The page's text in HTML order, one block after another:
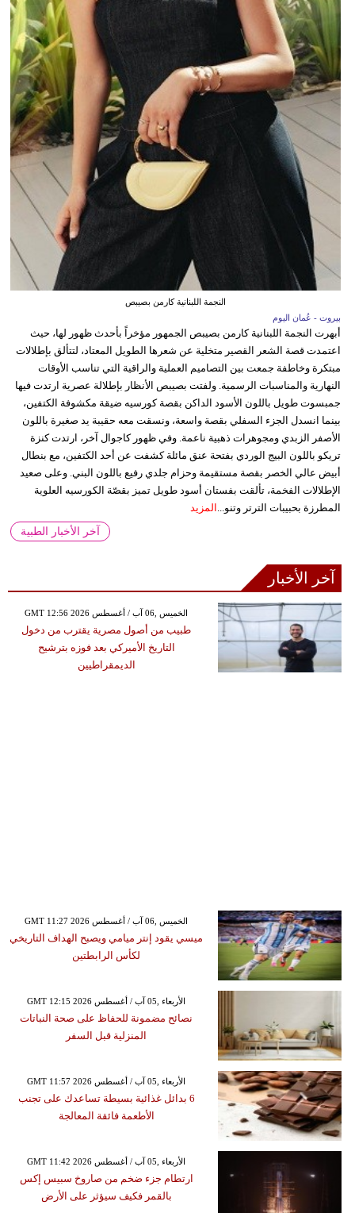
النجمة اللبنانية كارمن بصيبص
بيروت - عُمان اليوم
أبهرت النجمة اللبنانية كارمن بصيبص الجمهور مؤخراً بأحدث ظهور لها، حيث
اعتمدت قصة الشعر القصير متخلية عن شعرها الطويل المعتاد، لتتألق بإطلالات
مبتكرة وخاطفة جمعت بين التصاميم العملية والراقية التي تناسب الأوقات
النهارية والمناسبات الرسمية. ولفتت بصيبص الأنظار بإطلالة عصرية ارتدت فيها
جمبسوت طويل باللون الأسود الداكن بقصة كورسيه ضيقة مكشوفة الكتفين،
بينما انسدل الجزء السفلي بقصة واسعة، ونسقت معه حقيبة يد صغيرة باللون
الأصفر الزبدي ومجوهرات ذهبية ناعمة. وفي ظهور كاجوال آخر، ارتدت كنزة
تريكو باللون البيج الوردي بفتحة عنق مائلة كشفت عن أحد الكتفين، مع بنطال
أبيض عالي الخصر بقصة مستقيمة وحزام جلدي رفيع باللون البني. وعلى صعيد
الإطلالات الفخمة، تألقت بفستان أسود طويل تميز بقصّة الكورسيه العلوية
المطرزة بحبيبات الترتر وتنو...
المزيد
آخر الأخبار الطبية
آخر الأخبار
GMT 12:56 2026 الخميس ,06 آب / أغسطس
طبيب من أصول مصرية يقترب من دخول
التاريخ الأميركي بعد فوزه بترشيح
الديمقراطيين
GMT 11:27 2026 الخميس ,06 آب / أغسطس
ميسي يقود إنتر ميامي ويصبح الهداف التاريخي
لكأس الرابطتين
GMT 12:15 2026 الأربعاء ,05 آب / أغسطس
نصائح مضمونة للحفاظ على صحة النباتات
المنزلية قبل السفر
GMT 11:57 2026 الأربعاء ,05 آب / أغسطس
6 بدائل غذائية بسيطة تساعدك على تجنب
الأطعمة فائقة المعالجة
GMT 11:42 2026 الأربعاء ,05 آب / أغسطس
ارتطام جزء ضخم من صاروخ سبيس إكس
بالقمر فكيف سيؤثر على الأرض